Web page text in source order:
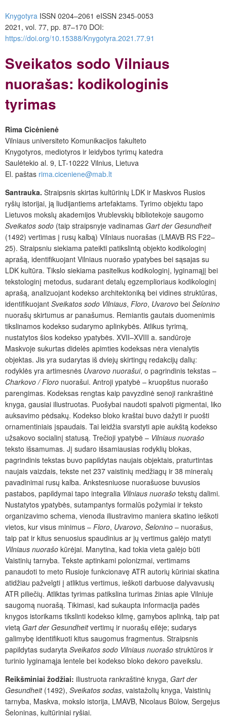
Knygotyra ISSN 0204–2061 eISSN 2345-0053
2021, vol. 77, pp. 87–170 DOI:
https://doi.org/10.15388/Knygotyra.2021.77.91
Sveikatos sodo Vilniaus
nuorašas: kodikologinis
tyrimas
Rima Cicėnienė
Vilniaus universiteto Komunikacijos fakulteto
Knygotyros, mediotyros ir leidybos tyrimų katedra
Saulėtekio al. 9, LT-10222 Vilnius, Lietuva
El. paštas rima.ciceniene@mab.lt
Santrauka. Straipsnis skirtas kultūrinių LDK ir Maskvos Rusios
ryšių istorijai, ją liudijantiems artefaktams. Tyrimo objektu tapo
Lietuvos mokslų akademijos Vrublevskių bibliotekoje saugomo
Sveikatos sodo (taip straipsnyje vadinamas Gart der Gesundheit
(1492) vertimas į rusų kalbą) Vilniaus nuorašas (LMAVB RS F22–
25). Straipsniu siekiama pateikti patikslintą objekto kodikologinį
aprašą, identifikuojant Vilniaus nuorašo ypatybes bei sąsajas su
LDK kultūra. Tikslo siekiama pasitelkus kodikologinį, lyginamąjį bei
tekstologinį metodus, sudarant detalų egzemplioriaus kodikologinį
aprašą, analizuojant kodekso architektoniką bei vidines struktūras,
identifikuojant Sveikatos sodo Vilniaus, Floro, Uvarovo bei Šelonino
nuorašų skirtumus ar panašumus. Remiantis gautais duomenimis
tikslinamos kodekso sudarymo aplinkybės. Atlikus tyrimą,
nustatytos šios kodekso ypatybės. XVII–XVIII a. sandūroje
Maskvoje sukurtas didelės apimties kodeksas nėra vienalytis
objektas. Jis yra sudarytas iš dviejų skirtingų redakcijų dalių:
rodyklės yra artimesnės Uvarovo nuorašui, o pagrindinis tekstas –
Charkovo / Floro nuorašui. Antroji ypatybė – kruopštus nuorašo
parengimas. Kodeksas rengtas kaip pavyzdinė senoji rankraštinė
knyga, gausiai iliustruotas. Puošybai naudoti spalvoti pigmentai, liko
auksavimo pėdsakų. Kodekso bloko kraštai buvo dažyti ir puošti
ornamentiniais įspaudais. Tai leidžia svarstyti apie aukštą kodekso
užsakovo socialinį statusą. Trečioji ypatybė – Vilniaus nuorašo
teksto išsamumas. Jį sudaro išsamiausias rodyklių blokas,
pagrindinis tekstas buvo papildytas naujais objektais, praturtintas
naujais vaizdais, tekste net 237 vaistinių medžiagų ir 38 mineralų
pavadinimai rusų kalba. Ankstesniuose nuorašuose buvusios
pastabos, papildymai tapo integralia Vilniaus nuorašo tekstų dalimi.
Nustatytos ypatybės, sutampantys formalūs požymiai ir teksto
organizavimo schema, vienoda iliustravimo maniera skatino ieškoti
vietos, kur visus minimus – Floro, Uvarovo, Šelonino – nuorašus,
taip pat ir kitus senuosius spaudinius ar jų vertimus galėjo matyti
Vilniaus nuorašo kūrėjai. Manytina, kad tokia vieta galėjo būti
Vaistinių tarnyba. Tekste aptinkami polonizmai, vertimams
panaudoti to meto Rusioje funkcionavę ATR autorių kūriniai skatina
atidžiau pažvelgti į atliktus vertimus, ieškoti darbuose dalyvavusių
ATR piliečių. Atliktas tyrimas patikslina turimas žinias apie Vilniuje
saugomą nuorašą. Tikimasi, kad sukaupta informacija padės
knygos istorikams tikslinti kodekso kilmę, gamybos aplinką, taip pat
vietą Gart der Gesundheitvertimų ir nuorašų eilėje; sudarys
galimybę identifikuoti kitus saugomus fragmentus. Straipsnis
papildytas sudaryta Sveikatos sodo Vilniaus nuorašo struktūros ir
turinio lyginamąja lentele bei kodekso bloko dekoro paveikslu.
Reikšminiai žodžiai: iliustruota rankraštinė knyga, Gart der
Gesundheit(1492), Sveikatos sodas, vaistažolių knyga, Vaistinių
tarnyba, Maskva, mokslo istorija, LMAVB, Nicolaus Bülow, Sergejus
Šeloninas, kultūriniai ryšiai.